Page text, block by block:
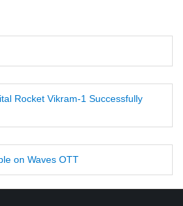
Rocket Vikram-1 Successfully
on Waves OTT